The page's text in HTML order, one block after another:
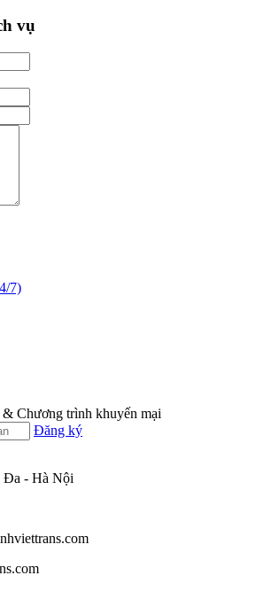
vụ
7)
Chương trình khuyến mại
Đăng ký
Đa - Hà Nội